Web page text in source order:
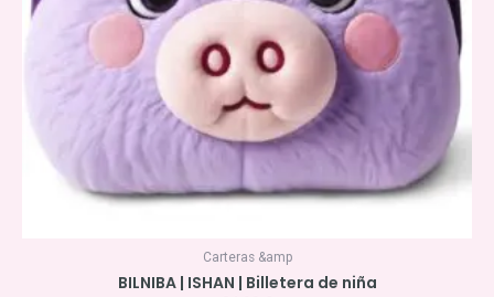
Carteras &amp
BILNIBA | ISHAN | Billetera de niña